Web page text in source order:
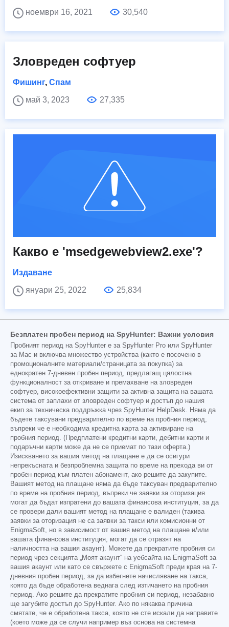
ноември 16, 2021 30,540
Зловреден софтуер
Фишинг, Спам
май 3, 2023
27,335
Какво е 'msedgewebview2.exe'?
Издаване
януари 25, 2022
25,834
Безплатен пробен период на SpyHunter: Важни условия
Пробният период на SpyHunter е за SpyHunter Pro или SpyHunter
за Mac и включва множество устройства (както е посочено в
промоционалните материали/страницата за покупка) за
еднократен 7-дневен пробен период, предлагащ цялостна
функционалност за откриване и премахване на зловреден
софтуер, високоефективни защити за активна защита на вашата
система от заплахи от зловреден софтуер и достъп до нашия
екип за техническа поддръжка чрез SpyHunter HelpDesk. Няма да
бъдете таксувани предварително по време на пробния период,
въпреки че е необходима кредитна карта за активиране на
пробния период. (Предплатени кредитни карти, дебитни карти и
подаръчни карти може да не се приемат по тази оферта.)
Изискването за вашия метод на плащане е да се осигури
непрекъсната и безпроблемна защита по време на прехода ви от
пробен период към платен абонамент, ако решите да закупите.
Вашият метод на плащане няма да бъде таксуван предварително
по време на пробния период, въпреки че заявки за оторизация
могат да бъдат изпратени до вашата финансова институция, за да
се провери дали вашият метод на плащане е валиден (такива
заявки за оторизация не са заявки за такси или комисионни от
EnigmaSoft, но в зависимост от вашия метод на плащане и/или
вашата финансова институция, могат да се отразят на
наличността на вашия акаунт). Можете да прекратите пробния си
период чрез секцията „Моят акаунт“ на уебсайта на EnigmaSoft за
вашия акаунт или като се свържете с EnigmaSoft преди края на 7-
дневния пробен период, за да избегнете начисляване на такса,
която да бъде обработена веднага след изтичането на пробния
период. Ако решите да прекратите пробния си период, незабавно
ще загубите достъп до SpyHunter. Ако по някаква причина
смятате, че е обработена такса, която не сте искали да направите
(което може да се случи например въз основа на системна